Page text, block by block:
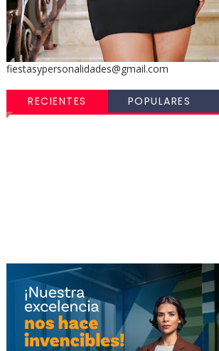
fiestasypersonalidades@gmail.com
RECIENTES POPULARES